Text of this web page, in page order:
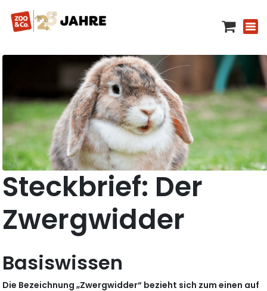
Steckbrief: Der
Zwergwidder
Basiswissen
Die Bezeichnung „Zwergwidder“ bezieht sich zum einen auf